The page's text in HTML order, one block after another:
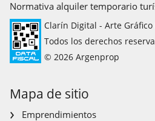
Normativa alquiler temporario
Clarín Digital - Arte
Todos los derechos
© 2026 Argenprop
Mapa de sitio
Emprendimientos